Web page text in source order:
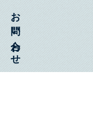
お問い合わせ